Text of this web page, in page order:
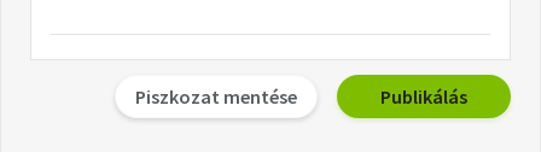
Piszkozat mentése Publikálás